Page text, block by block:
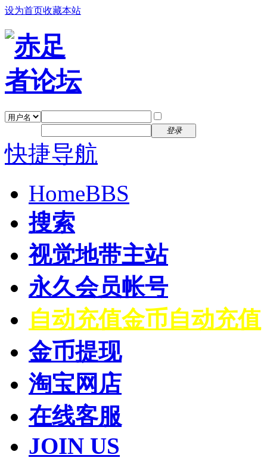
设为首页收藏本站
登录
快捷导航
HomeBBS
搜索
视觉地带主站
永久会员帐号
自动充值金币自动充值
金币提现
淘宝网店
在线客服
JOIN US